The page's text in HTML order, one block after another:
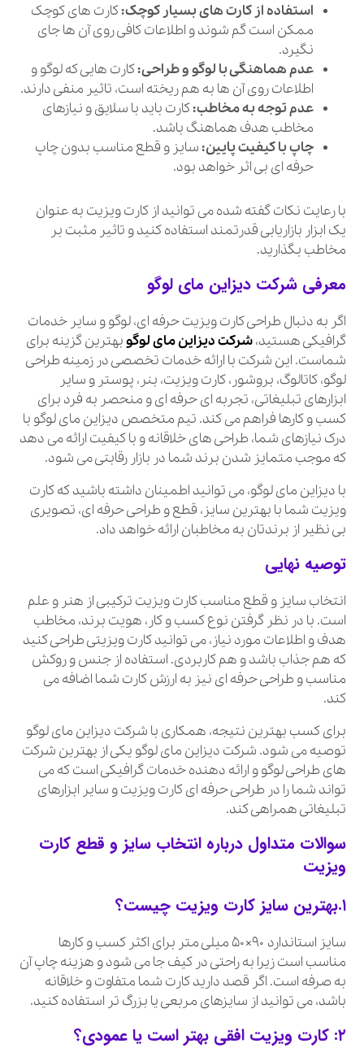
استفاده از کارت های بسیار کوچک:کارت های کوچک
ممکن است گم شوند و اطلاعات کافی روی آن ها جای
نگیرد.
عدم هماهنگی با لوگو و طراحی:کارت هایی که لوگو و
اطلاعات روی آن ها به هم ریخته است، تاثیر منفی دارند.
عدم توجه به مخاطب:کارت باید با سلایق و نیازهای
مخاطب هدف هماهنگ باشد.
چاپ با کیفیت پایین:سایز و قطع مناسب بدون چاپ
حرفه ای بی اثر خواهد بود.
با رعایت نکات گفته شده می توانید از کارت ویزیت به عنوان
یک ابزار بازاریابی قدرتمند استفاده کنید و تاثیر مثبت بر
مخاطب بگذارید.
معرفی شرکت دیزاین مای لوگو
اگر به دنبال طراحی کارت ویزیت حرفه ای، لوگو و سایر خدمات
گرافیکی هستید،شرکت دیزاین مای لوگوبهترین گزینه برای
شماست. این شرکت با ارائه خدمات تخصصی در زمینه طراحی
لوگو، کاتالوگ، بروشور، کارت ویزیت، بنر، پوستر و سایر
ابزارهای تبلیغاتی، تجربه ای حرفه ای و منحصر به فرد برای
کسب و کارها فراهم می کند. تیم متخصص دیزاین مای لوگو با
درک نیازهای شما، طراحی های خلاقانه و با کیفیت ارائه می دهد
که موجب متمایز شدن برند شما در بازار رقابتی می شود.
با دیزاین مای لوگو، می توانید اطمینان داشته باشید که کارت
ویزیت شما با بهترین سایز، قطع و طراحی حرفه ای، تصویری
بی نظیر از برندتان به مخاطبان ارائه خواهد داد.
توصیه نهایی
انتخاب سایز و قطع مناسب کارت ویزیت ترکیبی از هنر و علم
است. با در نظر گرفتن نوع کسب و کار، هویت برند، مخاطب
هدف و اطلاعات مورد نیاز، می توانید کارت ویزیتی طراحی کنید
که هم جذاب باشد و هم کاربردی. استفاده از جنس و روکش
مناسب و طراحی حرفه ای نیز به ارزش کارت شما اضافه می
کند.
برای کسب بهترین نتیجه، همکاری با شرکت دیزاین مای لوگو
توصیه می شود. شرکت دیزاین مای لوگو یکی از بهترین شرکت
های طراحی لوگو و ارائه دهنده خدمات گرافیکی است که می
تواند شما را در طراحی حرفه ای کارت ویزیت و سایر ابزارهای
تبلیغاتی همراهی کند.
سوالات متداول درباره انتخاب سایز و قطع کارت
ویزیت
۱.بهترین سایز کارت ویزیت چیست؟
سایز استاندارد ۹۰×۵۰ میلی متر برای اکثر کسب و کارها
مناسب است زیرا به راحتی در کیف جا می شود و هزینه چاپ آن
به صرفه است. اگر قصد دارید کارت شما متفاوت و خلاقانه
باشد، می توانید از سایزهای مربعی یا بزرگ تر استفاده کنید.
۲: کارت ویزیت افقی بهتر است یا عمودی؟